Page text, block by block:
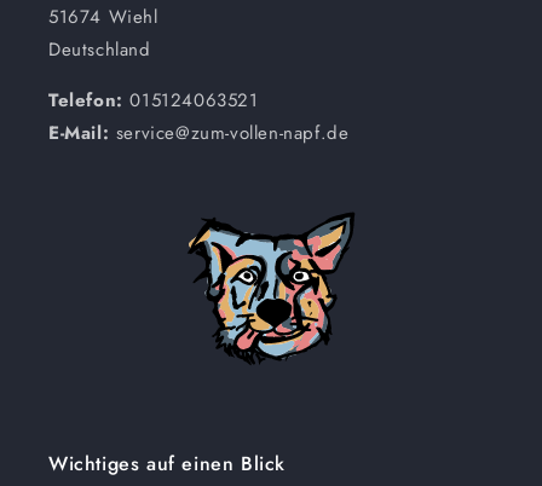
51674 Wiehl
Deutschland
Telefon:015124063521
E-Mail: service@zum-vollen-napf.de
Wichtiges auf einen Blick